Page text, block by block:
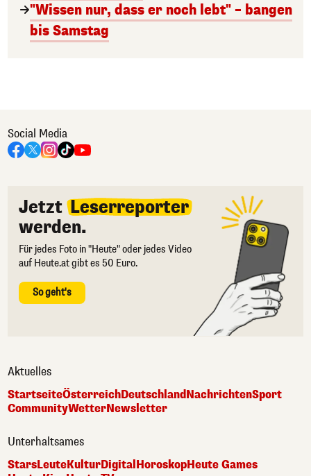
"Wissen nur, dass er noch lebt" – bangen
bis Samstag
Social Media
Jetzt Leserreporter
werden.
Für jedes Foto in "Heute" oder jedes Video
auf Heute.at gibt es 50 Euro.
So geht's
Aktuelles
StartseiteÖsterreichDeutschlandNachrichtenSport
CommunityWetterNewsletter
Unterhaltsames
StarsLeuteKulturDigital HoroskopHeute Games